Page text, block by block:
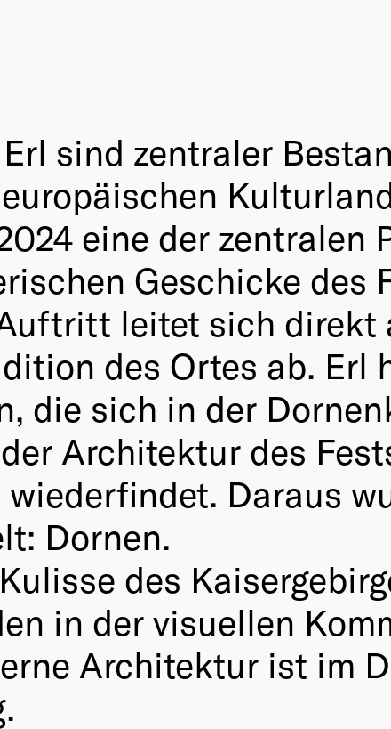
sind zentraler
eine der zentralen
Geschicke des
leitet sich direkt
des Ortes ab. Erl
die sich in der
Architektur des
Daraus
Dornen.
des
in der visuellen
Architektur ist im